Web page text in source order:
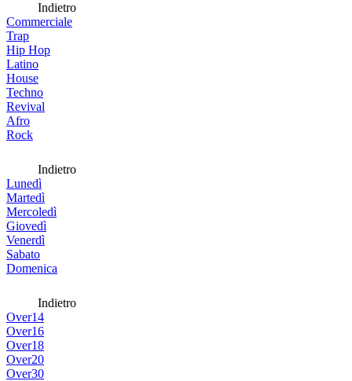
Indietro
Commerciale
Trap
Hip Hop
Latino
House
Techno
Revival
Afro
Rock
Indietro
Lunedì
Martedì
Mercoledì
Giovedì
Venerdì
Sabato
Domenica
Indietro
Over14
Over16
Over18
Over20
Over30